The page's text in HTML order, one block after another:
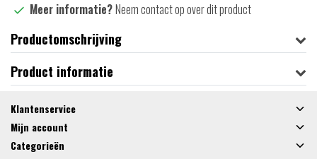
Meer informatie?Neem contact op over dit product
Productomschrijving
Product informatie
Klantenservice
Mijn account
Categorieën